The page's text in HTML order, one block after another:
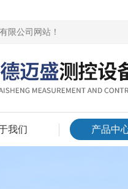
限公司网站！
我们 产品中